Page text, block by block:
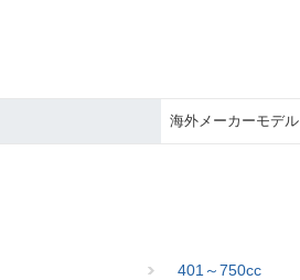
海外メーカーモデル
401～750cc